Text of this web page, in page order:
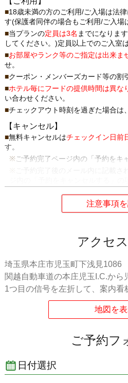
18歳未満の方のご利用/ご入場は法
す(保護者同伴の場合もご利用/ご入場
当プランの定員は3名 までになりま
してください。)定員以上でのご入室
お部屋やランク等のご指定は出来ま
せ。
クーポン・メンバーズカード等の割
ホテル毎にフードの提供時間は異な
い合わせください。
チェックアウト時刻を過ぎた場合は、
【キャンセル】
無料キャンセルはチェックイン日前
す。
ご予約完了ページ内の「予約をキ
ホテリブへのお電話でのキャンセ
ご予約料金の
【ご予約内容の変更】
ご予約内容の変更はチェックイン日
ご予約完了ページ内の「チェック
ご予約完了後のメール内に記載さ
ジ内の「チェックイン時刻を変更す
当日に急な変更が生
でご連絡をお願いします。
【お支払い】
ホテルにて現金またはクレジットカ
アクセ
埼玉県本庄市児玉町下浅見1086
関越自動車道の本庄児玉I.C.から
1つ目の信号を左折して、案内看
ご予約フ
日付選択